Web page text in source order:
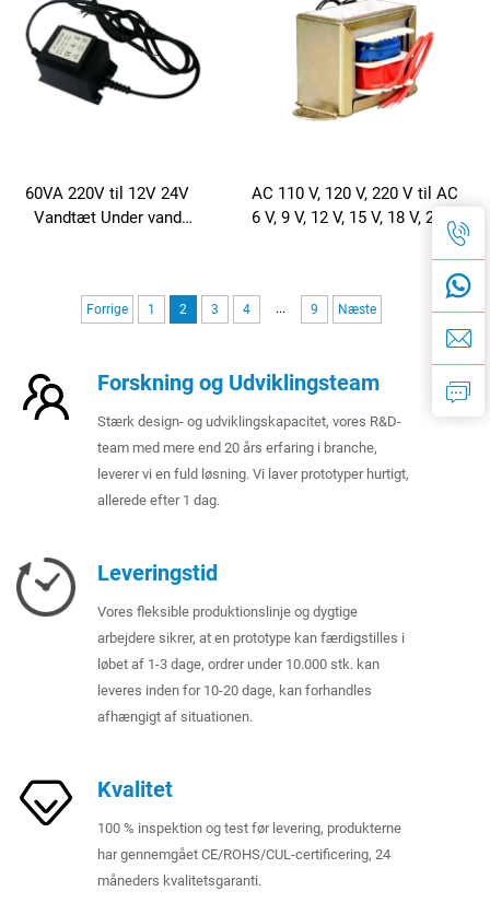
Transformer
60VA 220V til 12V 24V
Vandtæt Under vand
AC 110 V, 120 V, 220 V til AC
6 V, 9 V, 12 V, 15 V, 18 V, 24 V
Forrige 1 2 3 4 ... 9 Næste
Forskning og Udviklingsteam
Stærk design- og udviklingskapacitet, vores R&D-
team med mere end 20 års erfaring i branche,
leverer vi en fuld løsning. Vi laver prototyper hurtigt,
allerede efter 1 dag.
Leveringstid
Vores fleksible produktionslinje og dygtige
arbejdere sikrer, at en prototype kan færdigstilles i
løbet af 1-3 dage, ordrer under 10.000 stk. kan
leveres inden for 10-20 dage, kan forhandles
afhængigt af situationen.
Kvalitet
100 % inspektion og test før levering, produkterne
har gennemgået CE/ROHS/CUL-certificering, 24
måneders kvalitetsgaranti.